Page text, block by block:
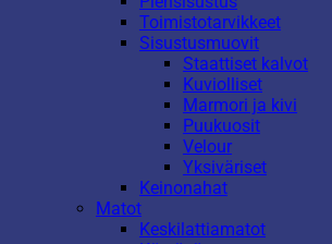
Toimistotarvikkeet
Sisustusmuovit
Staattiset kalvot
Kuviolliset
Marmori ja kivi
Puukuosit
Velour
Yksiväriset
Keinonahat
Matot
Keskilattiamatot